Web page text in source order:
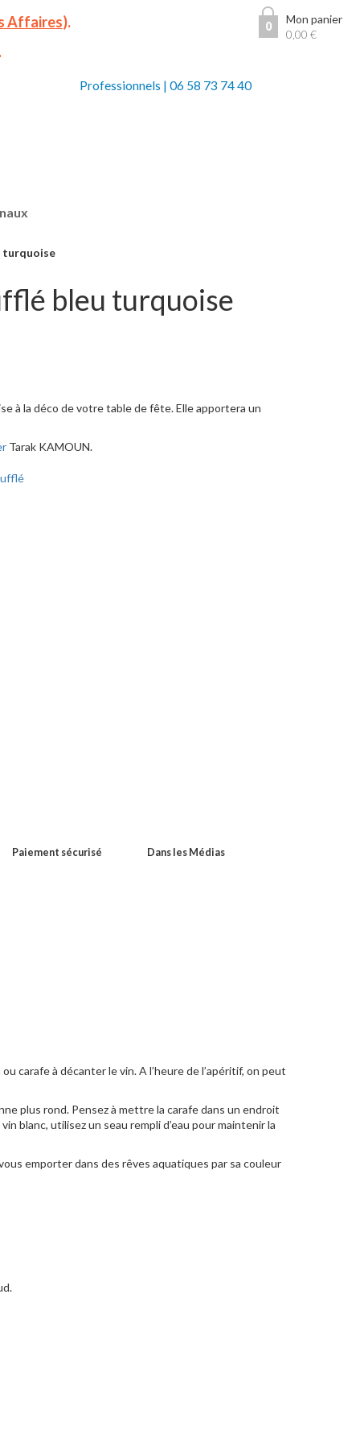
0
Mon panier
0,00€
Affaires).
Professionnels | 06 58 73 74 40
turquoise
bleu turquoise
à la déco de votre table de fête. Elle apportera un
Tarak KAMOUN.
Paiement sécurisé Dans les Médias
carafe à décanter le vin. A l’heure de l’apéritif, on peut
plus rond. Pensez à mettre la carafe dans un endroit
blanc, utilisez un seau rempli d’eau pour maintenir la
emporter dans des rêves aquatiques par sa couleur